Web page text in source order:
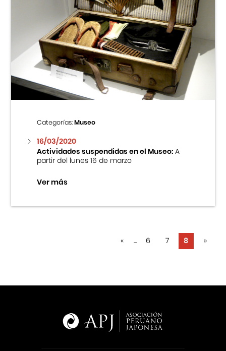
Categorías:Museo
16/03/2020
Actividades suspendidas en el Museo:A
partir del lunes 16 de marzo
Ver más
« ... 6 7 8 »